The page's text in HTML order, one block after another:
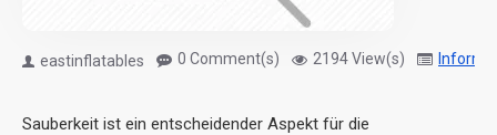
eastinflatables 0 Comment(s) 2194 View(s)
Sauberkeit ist ein entscheidender Aspekt für die